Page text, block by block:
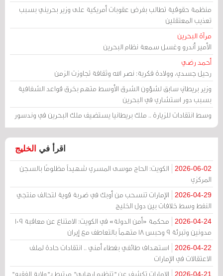
منظمة حقوقية تطالب بفرض عقوبات أمريكية على وزير بحريني بسبب
تعذيب المعتقلين
مرآة البحرين
الأمير أندرو وغسل سمعة نظام البحرين
أحمد رضي
رحيل جسدي، وولادة فكرية: نصر الله وثقافة تجاوزت الزمن
وزير بريطاني سابق لشؤون الشرق الأوسط متهم بخرق قواعد الشفافية
بسبب دور استشاري في البحرين
وسط انتقادات للزيارة .. ملك بريطانيا يستضيف ملك البحرين في وندسور
اقرأ في الخليج
2026-06-02
الكويت: الحاج موسى المسري شهيداً مظلومًا بالسجن
المركزي
2026-04-29
الإمارات تنسحب من أوبك في ضربة قوية لتحالف منتجي
النفط وسط خلافات بين دول الخليج
2026-04-24
محكمة «أمن الدولة» في الكويت: الامتناع عن معاقبة 109
مدونين وتبرئة 9 وحبس 18 متهماً بالتعاطف مع إيران
2026-04-22
استهداف طائفي بغطاء أمني .. انتقادات حادة لملف
الاعتقالات في الإمارات
2026-04-21
الإمارات تكشف عن "تنظيم إرهابي" مرتبط بـ"ولاية الفقيه"